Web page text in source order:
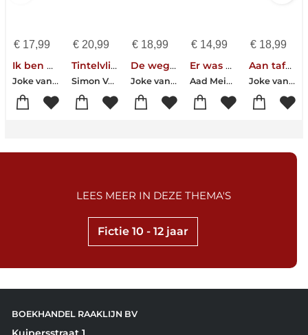
€17,99
Ik ben hier!
Joke van Leeuwen
€20,99
Tintelvlinders en pantoffelhelden
Simon Van der Geest-Hans Hagen-Monique Hagen-Pim Lammers-Joke van Leeuwen-Erik van Os-Elle Van Lieshout-Bette Westera
€ 18,99
De weg naar morgenochtend
Joke van Leeuwen
€ 14,99
Er was eens een hond die zat op z’n kont
Aad Meinderts-Anne Provoost-Babs Gons-Bette Westera-Bibi Dumon Tak-Edward van de Vendel-Erik van Os-Elle van Lieshout-Ingmar Heytze-Joke van Leeuwen-Kees de Boer-Koos Meinderts-Ludwig Volbeda-Mary Heylema-Maud Vanhauwaert-Milouska Meulens-Pim Lammers-Rian Visser-Sjoerd Kuyper-Tjitske Jansen
€ 18,99
Aan tafels
Joke van Leeuwen
Fictie 10 - 12 jaar
LEES MEER IN DEZE THEMA'S
BOEKHANDEL RAAKLIJN BV